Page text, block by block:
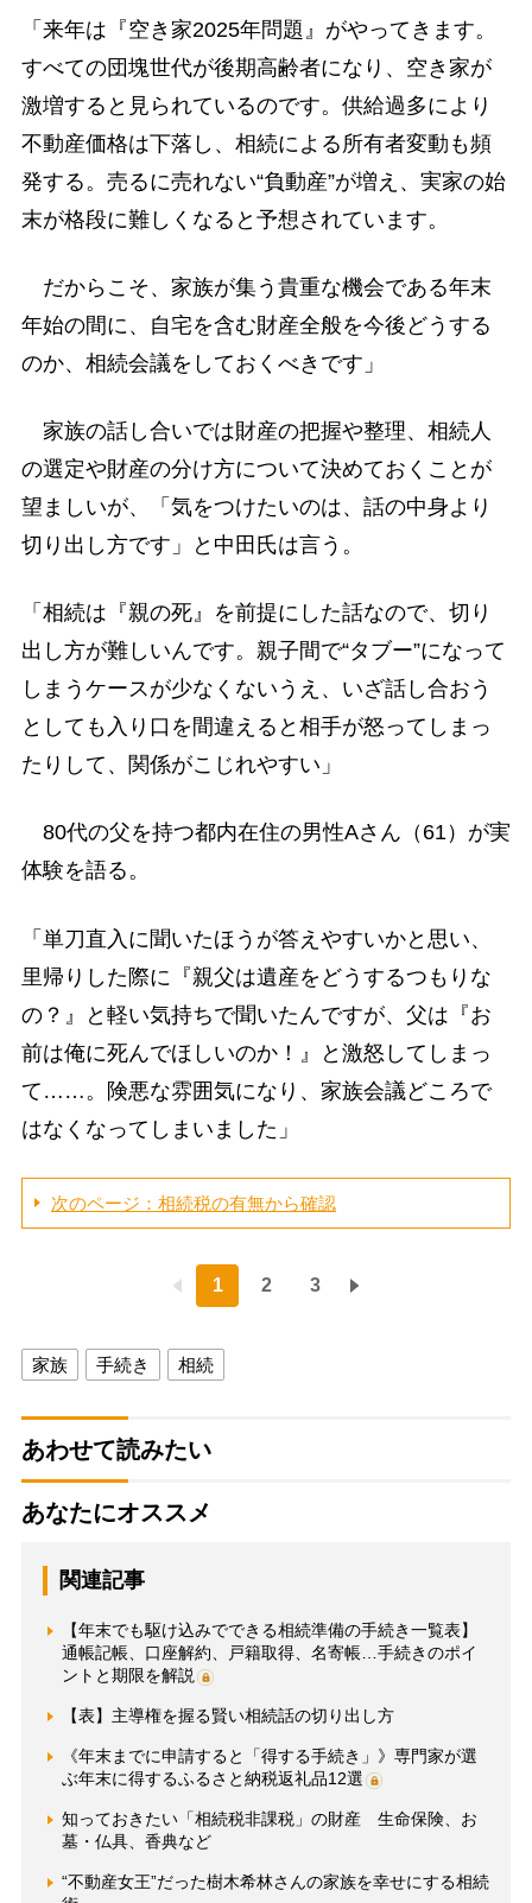
「来年は『空き家2025年問題』がやってきます。
すべての団塊世代が後期高齢者になり、空き家が
激増すると見られているのです。供給過多により
不動産価格は下落し、相続による所有者変動も頻
発する。売るに売れない“負動産”が増え、実家の始
末が格段に難しくなると予想されています。
だからこそ、家族が集う貴重な機会である年末
年始の間に、自宅を含む財産全般を今後どうする
のか、相続会議をしておくべきです」
家族の話し合いでは財産の把握や整理、相続人
の選定や財産の分け方について決めておくことが
望ましいが、「気をつけたいのは、話の中身より
切り出し方です」と中田氏は言う。
「相続は『親の死』を前提にした話なので、切り
出し方が難しいんです。親子間で“タブー”になって
しまうケースが少なくないうえ、いざ話し合おう
としても入り口を間違えると相手が怒ってしまっ
たりして、関係がこじれやすい」
80代の父を持つ都内在住の男性Aさん（61）が実
体験を語る。
「単刀直入に聞いたほうが答えやすいかと思い、
里帰りした際に『親父は遺産をどうするつもりな
の？』と軽い気持ちで聞いたんですが、父は『お
前は俺に死んでほしいのか！』と激怒してしまっ
て……。険悪な雰囲気になり、家族会議どころで
はなくなってしまいました」
次のページ：相続税の有無から確認
1 2 3
家族 手続き 相続
あわせて読みたい
あなたにオススメ
関連記事
【年末でも駆け込みでできる相続準備の手続き一覧表】
通帳記帳、口座解約、戸籍取得、名寄帳…手続きのポイ
ントと期限を解説
【表】主導権を握る賢い相続話の切り出し方
《年末までに申請すると「得する手続き」》専門家が選
ぶ年末に得するふるさと納税返礼品12選
知っておきたい「相続税非課税」の財産 生命保険、お
墓・仏具、香典など
“不動産女王”だった樹木希林さんの家族を幸せにする相続